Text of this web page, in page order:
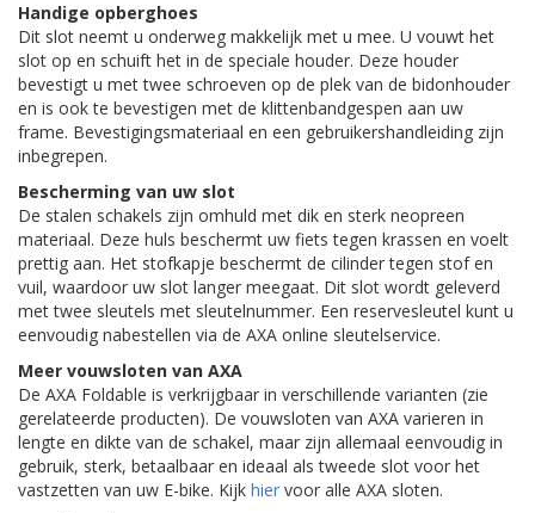
Handige opberghoes
Dit slot neemt u onderweg makkelijk met u mee. U vouwt het
slot op en schuift het in de speciale houder. Deze houder
bevestigt u met twee schroeven op de plek van de bidonhouder
en is ook te bevestigen met de klittenbandgespen aan uw
frame. Bevestigingsmateriaal en een gebruikershandleiding zijn
inbegrepen.
Bescherming van uw slot
De stalen schakels zijn omhuld met dik en sterk neopreen
materiaal. Deze huls beschermt uw fiets tegen krassen en voelt
prettig aan. Het stofkapje beschermt de cilinder tegen stof en
vuil, waardoor uw slot langer meegaat. Dit slot wordt geleverd
met twee sleutels met sleutelnummer. Een reservesleutel kunt u
eenvoudig nabestellen via de AXA online sleutelservice.
Meer vouwsloten van AXA
De AXA Foldable is verkrijgbaar in verschillende varianten (zie
gerelateerde producten). De vouwsloten van AXA varieren in
lengte en dikte van de schakel, maar zijn allemaal eenvoudig in
gebruik, sterk, betaalbaar en ideaal als tweede slot voor het
vastzetten van uw E-bike. Kijk hier voor alle AXA sloten.